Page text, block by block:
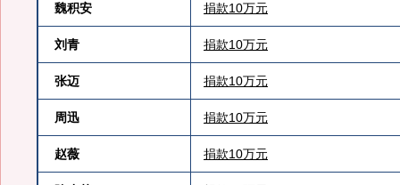
魏积安 捐款10万元
刘青 捐款10万元
张迈 捐款10万元
周迅 捐款10万元
赵薇 捐款10万元